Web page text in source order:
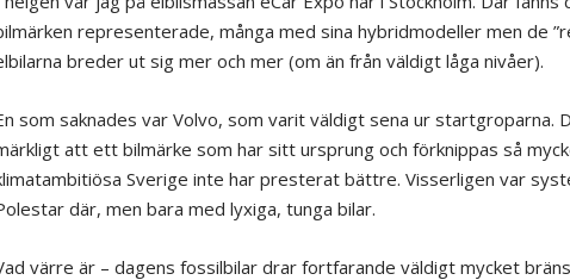
representerade, många med sina hybridmodeller men de
breder ut sig mer och mer (om än från väldigt låga nivåer).
som saknades var Volvo, som varit väldigt sena ur startgroparna.
att ett bilmärke som har sitt ursprung och förknippas så
Sverige inte har presterat bättre. Visserligen var
där, men bara med lyxiga, tunga bilar.
värre är – dagens fossilbilar drar fortfarande väldigt mycket